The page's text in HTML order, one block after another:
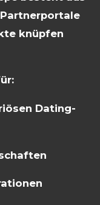
knüpfen
Dating-